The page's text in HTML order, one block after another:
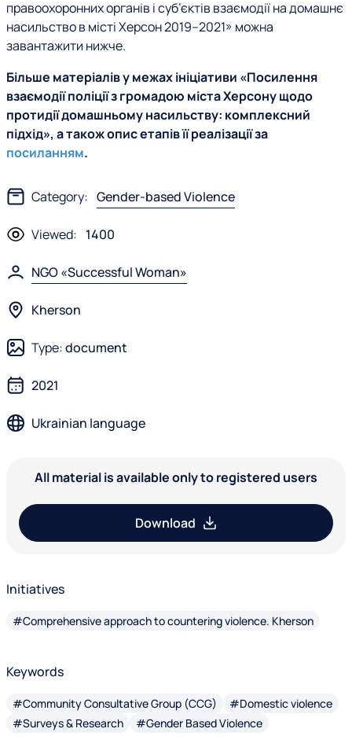
правоохоронних органів і суб’єктів взаємодії на домашнє
насильство в місті Херсон 2019–2021» можна
завантажити нижче.
Більше матеріалів у межах ініціативи «Посилення
взаємодії поліції з громадою міста Херсону щодо
протидії домашньому насильству: комплексний
підхід», а також опис етапів її реалізації за
посиланням.
Category: Gender-based Violence
Viewed: 1400
NGO «Successful Woman»
Kherson
Type:document
2021
Ukrainian language
All material is available only to registered users
Download
Initiatives
#Comprehensive approach to countering violence. Kherson
Keywords
#Community Consultative Group (CCG)
#Domestic violence
#Surveys & Research
#Gender Based Violence